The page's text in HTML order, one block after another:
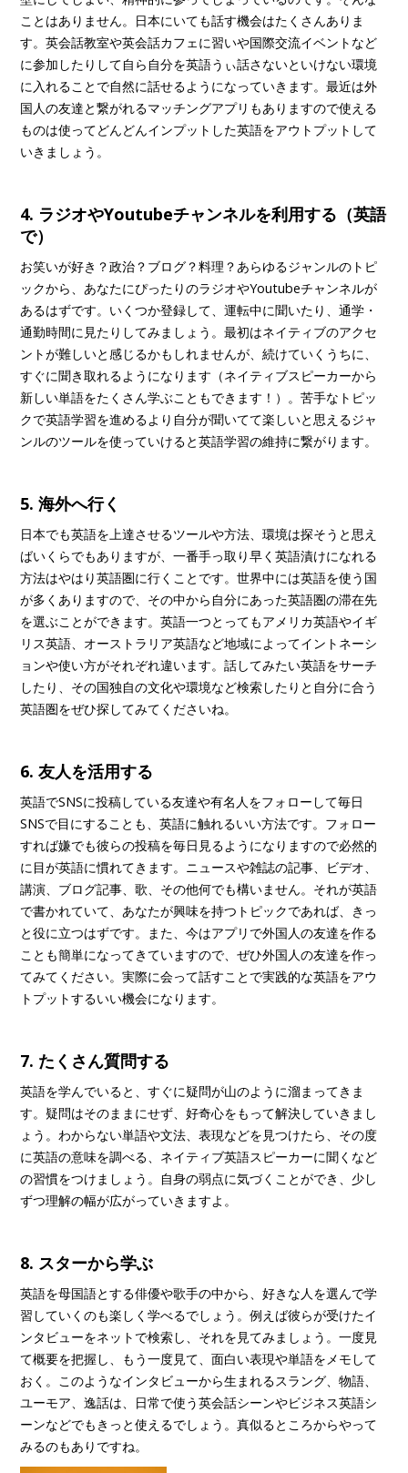
ことはありません。日本にいても話す機会はたくさんありま
す。英会話教室や英会話カフェに習いや国際交流イベントなど
に参加したりして自ら自分を英語うぃ話さないといけない環境
に入れることで自然に話せるようになっていきます。最近は外
国人の友達と繋がれるマッチングアプリもありますので使える
ものは使ってどんどんインプットした英語をアウトプットして
いきましょう。
4. ラジオやYoutubeチャンネルを利用する（英語
で）
お笑いが好き？政治？ブログ？料理？あらゆるジャンルのトピ
ックから、あなたにぴったりのラジオやYoutubeチャンネルが
あるはずです。いくつか登録して、運転中に聞いたり、通学・
通勤時間に見たりしてみましょう。最初はネイティブのアクセ
ントが難しいと感じるかもしれませんが、続けていくうちに、
すぐに聞き取れるようになります（ネイティブスピーカーから
新しい単語をたくさん学ぶこともできます！）。苦手なトピッ
クで英語学習を進めるより自分が聞いてて楽しいと思えるジャ
ンルのツールを使っていけると英語学習の維持に繋がります。
5. 海外へ行く
日本でも英語を上達させるツールや方法、環境は探そうと思え
ばいくらでもありますが、一番手っ取り早く英語漬けになれる
方法はやはり英語圏に行くことです。世界中には英語を使う国
が多くありますので、その中から自分にあった英語圏の滞在先
を選ぶことができます。英語一つとってもアメリカ英語やイギ
リス英語、オーストラリア英語など地域によってイントネーシ
ョンや使い方がそれぞれ違います。話してみたい英語をサーチ
したり、その国独自の文化や環境など検索したりと自分に合う
英語圏をぜひ探してみてくださいね。
6.友人を活用する
英語でSNSに投稿している友達や有名人をフォローして毎日
SNSで目にすることも、英語に触れるいい方法です。フォロー
すれば嫌でも彼らの投稿を毎日見るようになりますので必然的
に目が英語に慣れてきます。ニュースや雑誌の記事、ビデオ、
講演、ブログ記事、歌、その他何でも構いません。それが英語
で書かれていて、あなたが興味を持つトピックであれば、きっ
と役に立つはずです。また、今はアプリで外国人の友達を作る
ことも簡単になってきていますので、ぜひ外国人の友達を作っ
てみてください。実際に会って話すことで実践的な英語をアウ
トプットするいい機会になります。
7. たくさん質問する
英語を学んでいると、すぐに疑問が山のように溜まってきま
す。疑問はそのままにせず、好奇心をもって解決していきまし
ょう。わからない単語や文法、表現などを見つけたら、その度
に英語の意味を調べる、ネイティブ英語スピーカーに聞くなど
の習慣をつけましょう。自身の弱点に気づくことができ、少し
ずつ理解の幅が広がっていきますよ。
8. スターから学ぶ
英語を母国語とする俳優や歌手の中から、好きな人を選んで学
習していくのも楽しく学べるでしょう。例えば彼らが受けたイ
ンタビューをネットで検索し、それを見てみましょう。一度見
て概要を把握し、もう一度見て、面白い表現や単語をメモして
おく。このようなインタビューから生まれるスラング、物語、
ユーモア、逸話は、日常で使う英会話シーンやビジネス英語シ
ーンなどでもきっと使えるでしょう。真似るところからやって
みるのもありですね。